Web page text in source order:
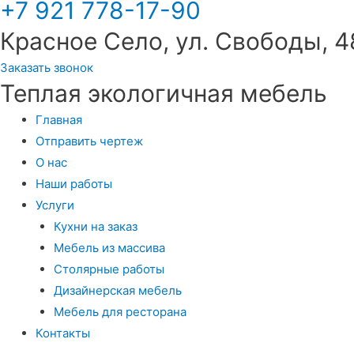
+7 921 778-17-90
Красное Село, ул. Свободы,
Заказать звонок
Теплая экологичная мебель
Главная
Отправить чертеж
О нас
Наши работы
Услуги
Кухни на заказ
Мебель из массива
Столярные работы
Дизайнерская мебель
Мебель для ресторана
Контакты